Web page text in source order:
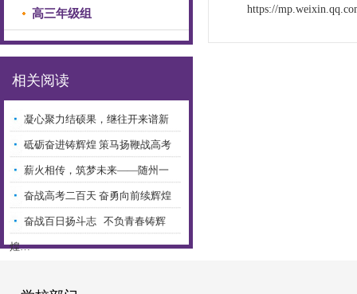
https://
高三年级组
相关阅读
凝心聚力结硕果，继往开来谱新
章…砥砺奋进铸辉煌 策马扬鞭战高考
—…薪火相传，筑梦未来——随州一
中…奋战高考二百天 奋勇向前续辉煌
—…奋战百日扬斗志 不负青春铸辉
煌…